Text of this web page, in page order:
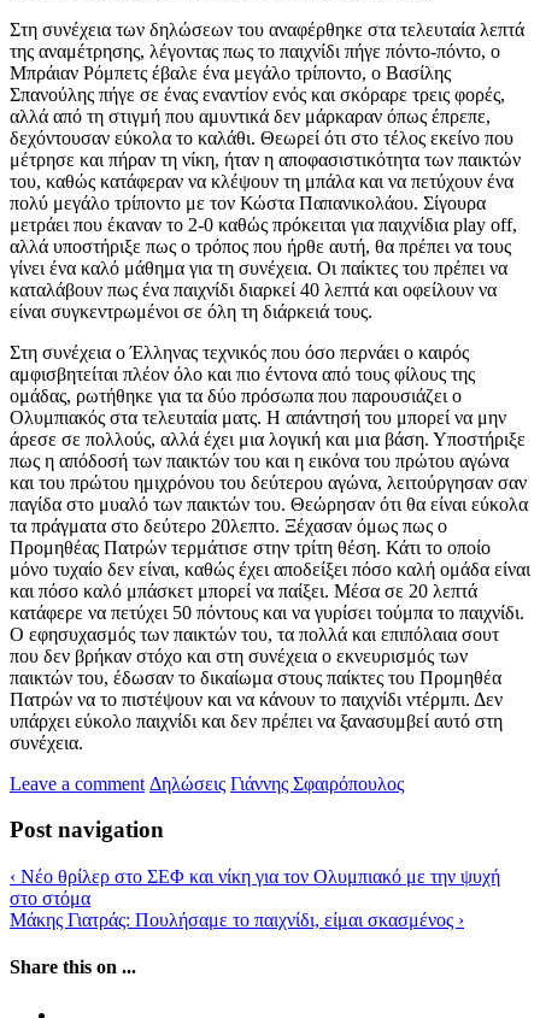
Στη συνέχεια των δηλώσεων του αναφέρθηκε στα τελευταία λεπτά
της αναμέτρησης, λέγοντας πως το παιχνίδι πήγε πόντο-πόντο, ο
Μπράιαν Ρόμπετς έβαλε ένα μεγάλο τρίποντο, ο Βασίλης
Σπανούλης πήγε σε ένας εναντίον ενός και σκόραρε τρεις φορές,
αλλά από τη στιγμή που αμυντικά δεν μάρκαραν όπως έπρεπε,
δεχόντουσαν εύκολα το καλάθι. Θεωρεί ότι στο τέλος εκείνο που
μέτρησε και πήραν τη νίκη, ήταν η αποφασιστικότητα των παικτών
του, καθώς κατάφεραν να κλέψουν τη μπάλα και να πετύχουν ένα
πολύ μεγάλο τρίποντο με τον Κώστα Παπανικολάου. Σίγουρα
μετράει που έκαναν το 2-0 καθώς πρόκειται για παιχνίδια play off,
αλλά υποστήριξε πως ο τρόπος που ήρθε αυτή, θα πρέπει να τους
γίνει ένα καλό μάθημα για τη συνέχεια. Οι παίκτες του πρέπει να
καταλάβουν πως ένα παιχνίδι διαρκεί 40 λεπτά και οφείλουν να
είναι συγκεντρωμένοι σε όλη τη διάρκειά τους.
Στη συνέχεια ο Έλληνας τεχνικός που όσο περνάει ο καιρός
αμφισβητείται πλέον όλο και πιο έντονα από τους φίλους της
ομάδας, ρωτήθηκε για τα δύο πρόσωπα που παρουσιάζει ο
Ολυμπιακός στα τελευταία ματς. Η απάντησή του μπορεί να μην
άρεσε σε πολλούς, αλλά έχει μια λογική και μια βάση. Υποστήριξε
πως η απόδοσή των παικτών του και η εικόνα του πρώτου αγώνα
και του πρώτου ημιχρόνου του δεύτερου αγώνα, λειτούργησαν σαν
παγίδα στο μυαλό των παικτών του. Θεώρησαν ότι θα είναι εύκολα
τα πράγματα στο δεύτερο 20λεπτο. Ξέχασαν όμως πως ο
Προμηθέας Πατρών τερμάτισε στην τρίτη θέση. Κάτι το οποίο
μόνο τυχαίο δεν είναι, καθώς έχει αποδείξει πόσο καλή ομάδα είναι
και πόσο καλό μπάσκετ μπορεί να παίξει. Μέσα σε 20 λεπτά
κατάφερε να πετύχει 50 πόντους και να γυρίσει τούμπα το παιχνίδι.
Ο εφησυχασμός των παικτών του, τα πολλά και επιπόλαια σουτ
που δεν βρήκαν στόχο και στη συνέχεια ο εκνευρισμός των
παικτών του, έδωσαν το δικαίωμα στους παίκτες του Προμηθέα
Πατρών να το πιστέψουν και να κάνουν το παιχνίδι ντέρμπι. Δεν
υπάρχει εύκολο παιχνίδι και δεν πρέπει να ξανασυμβεί αυτό στη
συνέχεια.
Leave a comment Δηλώσεις Γιάννης Σφαιρόπουλος
Post navigation
‹ Νέο θρίλερ στο ΣΕΦ και νίκη για τον Ολυμπιακό με την ψυχή
στο στόμα
Μάκης Γιατράς: Πουλήσαμε το παιχνίδι, είμαι σκασμένος ›
Share this on ...